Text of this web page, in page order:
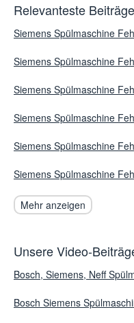
Relevanteste Beiträge
Siemens Spülmaschine
Siemens Spülmaschine
Siemens Spülmaschine
Siemens Spülmaschine
Siemens Spülmaschine
Siemens Spülmaschine
Mehr anzeigen
Unsere Video-
Bosch, Siemens, Neff
Bosch Siemens